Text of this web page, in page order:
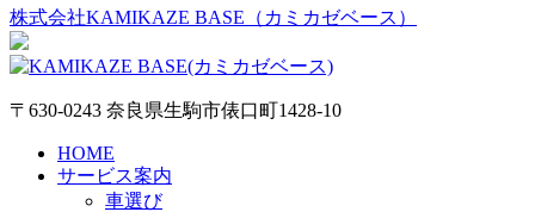
株式会社KAMIKAZE BASE（カミカゼベース）
〒630-0243 奈良県生駒市俵口町1428-10
HOME
サービス案内
車選び